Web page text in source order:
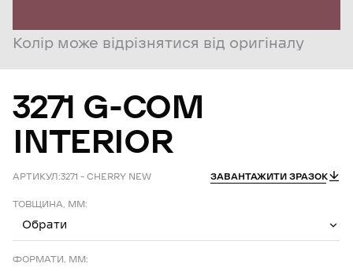
Колір може відрізнятися від оригіналу
3271 G-COM
INTERIOR
АРТИКУЛ:3271 – CHERRY NEW ЗАВАНТАЖИТИ ЗРАЗОК
ТОВЩИНА, ММ:
Обрати
ФОРМАТИ, ММ: